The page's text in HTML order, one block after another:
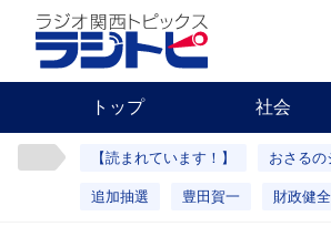
トップ 社会
【読まれています！】 おさるの
追加抽選 豊田賀一 財政健